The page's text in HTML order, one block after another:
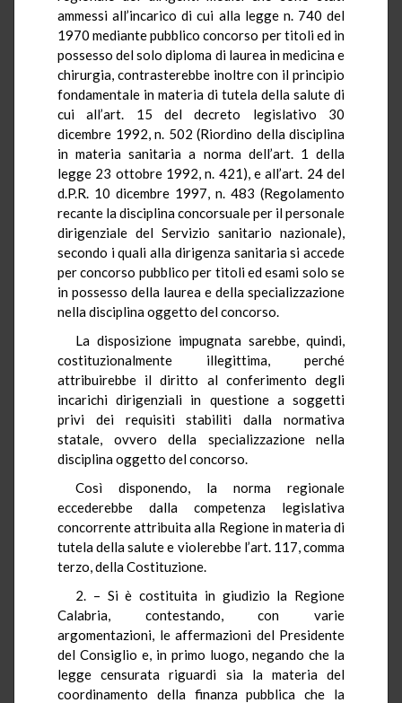
ammessi all’incarico di cui alla legge n. 740 del
1970 mediante pubblico concorso per titoli ed in
possesso del solo diploma di laurea in medicina e
chirurgia, contrasterebbe inoltre con il principio
fondamentale in materia di tutela della salute di
cui all’art. 15 del decreto legislativo 30
dicembre 1992, n. 502 (Riordino della disciplina
in materia sanitaria a norma dell’art. 1 della
legge 23 ottobre 1992, n. 421), e all’art. 24 del
d.P.R. 10 dicembre 1997, n. 483 (Regolamento
recante la disciplina concorsuale per il personale
dirigenziale del Servizio sanitario nazionale),
secondo i quali alla dirigenza sanitaria si accede
per concorso pubblico per titoli ed esami solo se
in possesso della laurea e della specializzazione
nella disciplina oggetto del concorso.
La disposizione impugnata sarebbe, quindi,
costituzionalmente illegittima, perché
attribuirebbe il diritto al conferimento degli
incarichi dirigenziali in questione a soggetti
privi dei requisiti stabiliti dalla normativa
statale, ovvero della specializzazione nella
disciplina oggetto del concorso.
Così disponendo, la norma regionale
eccederebbe dalla competenza legislativa
concorrente attribuita alla Regione in materia di
tutela della salute e violerebbe l’art. 117, comma
terzo, della Costituzione.
2. – Si è costituita in giudizio la Regione
Calabria, contestando, con varie
argomentazioni, le affermazioni del Presidente
del Consiglio e, in primo luogo, negando che la
legge censurata riguardi sia la materia del
coordinamento della finanza pubblica che la